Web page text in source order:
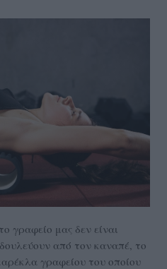
γραφείο μας δεν είναι
από τον καναπέ, το
γραφείου του οποίου